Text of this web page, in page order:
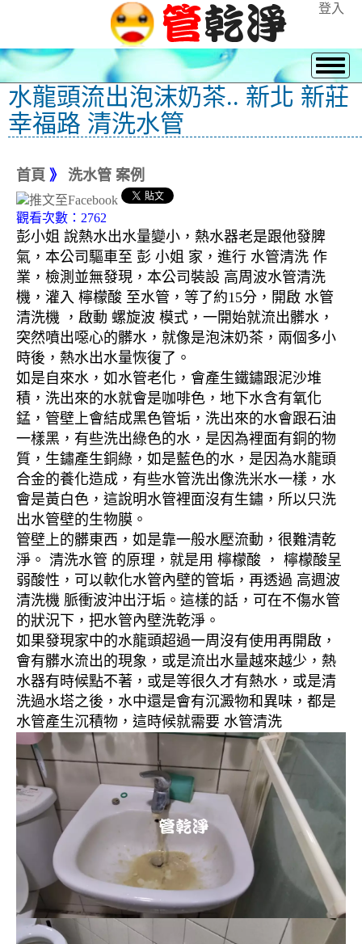
登入
水龍頭流出泡沫奶茶.. 新北 新莊
幸福路 清洗水管
首頁 》 洗水管 案例
觀看次數：2762
彭小姐 說熱水出水量變小，熱水器老是跟他發脾
氣，本公司驅車至 彭 小姐 家，進行 水管清洗 作
業，檢測並無發現，本公司裝設 高周波水管清洗
機，灌入 檸檬酸 至水管，等了約15分，開啟 水管
清洗機 ，啟動 螺旋波 模式，一開始就流出髒水，
突然噴出噁心的髒水，就像是泡沫奶茶，兩個多小
時後，熱水出水量恢復了。
如是自來水，如水管老化，會產生鐵鏽跟泥沙堆
積，洗出來的水就會是咖啡色，地下水含有氧化
錳，管壁上會結成黑色管垢，洗出來的水會跟石油
一樣黑，有些洗出綠色的水，是因為裡面有銅的物
質，生鏽產生銅綠，如是藍色的水，是因為水龍頭
合金的養化造成，有些水管洗出像洗米水一樣，水
會是黃白色，這說明水管裡面沒有生鏽，所以只洗
出水管壁的生物膜。
管壁上的髒東西，如是靠一般水壓流動，很難清乾
淨。 清洗水管 的原理，就是用 檸檬酸 ， 檸檬酸呈
弱酸性，可以軟化水管內壁的管垢，再透過 高週波
清洗機 脈衝波沖出汙垢。這樣的話，可在不傷水管
的狀況下，把水管內壁洗乾淨。
如果發現家中的水龍頭超過一周沒有使用再開啟，
會有髒水流出的現象，或是流出水量越來越少，熱
水器有時候點不著，或是等很久才有熱水，或是清
洗過水塔之後，水中還是會有沉澱物和異味，都是
水管產生沉積物，這時候就需要 水管清洗